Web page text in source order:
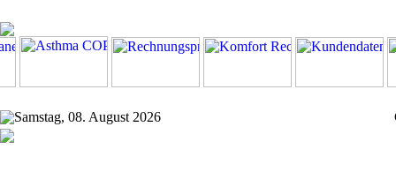
Samstag, 08. August 2026